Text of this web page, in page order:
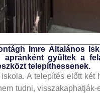
Imre Általános
apránként gyűltek a
telepíthessenek.
A telepítés előtt két
tudni,